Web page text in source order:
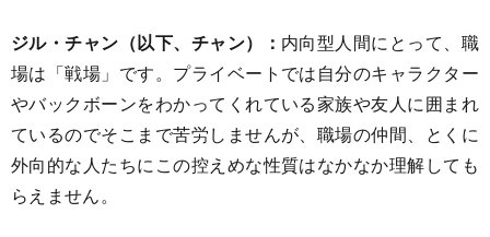
ジル・チャン（以下、チャン）： 内向型人間にとって、職
場は「戦場」です。プライベートでは自分のキャラクター
やバックボーンをわかってくれている家族や友人に囲まれ
ているのでそこまで苦労しませんが、職場の仲間、とくに
外向的な人たちにこの控えめな性質はなかなか理解しても
らえません。